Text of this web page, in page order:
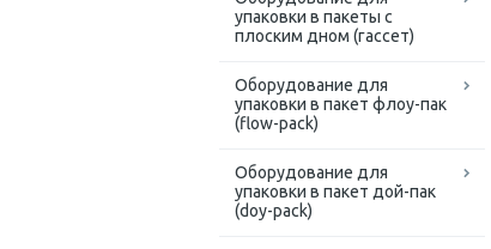
упаковки в пакеты с
плоским дном (гассет)
Оборудование для
упаковки в пакет флоу-пак
(flow-pack)
Оборудование для
упаковки в пакет дой-пак
(doy-pack)